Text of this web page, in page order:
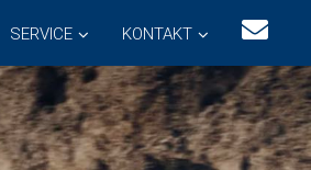
SERVICE KONTAKT